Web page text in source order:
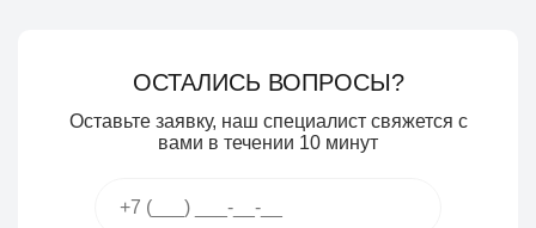
ОСТАЛИСЬ ВОПРОСЫ?
Оставьте заявку, наш специалист свяжется с
вами в течении 10 минут